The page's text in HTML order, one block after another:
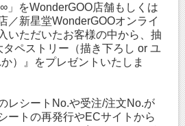
」をWonderGOO店舗もしくは
／新星堂WonderGOOオンライ
いただいたお客様の中から、抽
ペストリー（描き下ろし or ユ
）』をプレゼントいたしま
レシートNo.や受注/注文No.が
ートの再発行やECサイトから